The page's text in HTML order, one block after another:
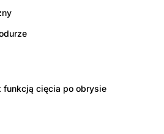
funkcją cięcia po obrysie